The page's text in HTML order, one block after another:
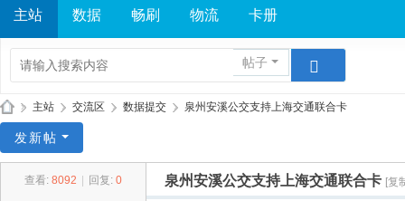
主站 数据 畅刷 物流 卡册
帖子
联
» 主站 › 交流区 › 数据提交 › 泉州安溪公交支持上海交通联合卡
发新帖
查看: 8092 回复: 0 泉州安溪公交支持上海交通联合卡 [复